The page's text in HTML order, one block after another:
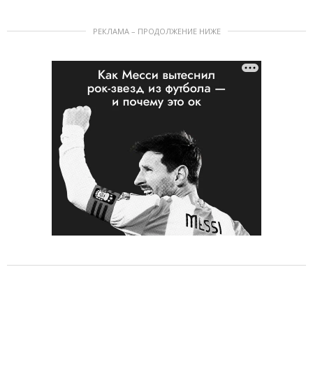
РЕКЛАМА – ПРОДОЛЖЕНИЕ НИЖЕ